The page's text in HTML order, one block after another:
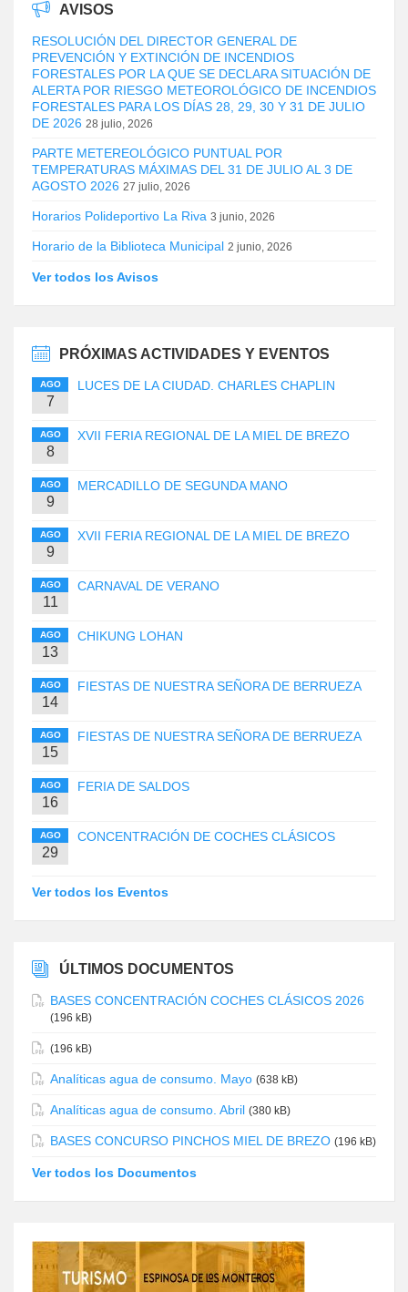
AVISOS
RESOLUCIÓN DEL DIRECTOR GENERAL DE
PREVENCIÓN Y EXTINCIÓN DE INCENDIOS
FORESTALES POR LA QUE SE DECLARA SITUACIÓN DE
ALERTA POR RIESGO METEOROLÓGICO DE INCENDIOS
FORESTALES PARA LOS DÍAS 28, 29, 30 Y 31 DE JULIO
DE 2026 28 julio, 2026
PARTE METEREOLÓGICO PUNTUAL POR
TEMPERATURAS MÁXIMAS DEL 31 DE JULIO AL 3 DE
AGOSTO 2026 27 julio, 2026
Horarios Polideportivo La Riva 3 junio, 2026
Horario de la Biblioteca Municipal 2 junio, 2026
Ver todos los Avisos
PRÓXIMAS ACTIVIDADES Y EVENTOS
AGO
7
LUCES DE LA CIUDAD. CHARLES CHAPLIN
AGO
8
XVII FERIA REGIONAL DE LA MIEL DE BREZO
AGO
9
MERCADILLO DE SEGUNDA MANO
AGO
9
XVII FERIA REGIONAL DE LA MIEL DE BREZO
AGO
11
CARNAVAL DE VERANO
AGO
13
CHIKUNG LOHAN
AGO
14
FIESTAS DE NUESTRA SEÑORA DE BERRUEZA
AGO
15
FIESTAS DE NUESTRA SEÑORA DE BERRUEZA
AGO
16
FERIA DE SALDOS
AGO
29
CONCENTRACIÓN DE COCHES CLÁSICOS
Ver todos los Eventos
ÚLTIMOS DOCUMENTOS
BASES CONCENTRACIÓN COCHES CLÁSICOS 2026
(196 kB)
(196 kB)
Analíticas agua de consumo. Mayo (638 kB)
Analíticas agua de consumo. Abril (380 kB)
BASES CONCURSO PINCHOS MIEL DE BREZO (196 kB)
Ver todos los Documentos